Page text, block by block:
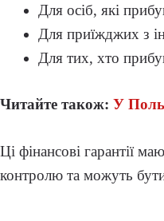
Для осіб, які
Для приїжджих з
Для тих, хто
Читайте також: У
Ці фінансові гарантії
контролю та можуть